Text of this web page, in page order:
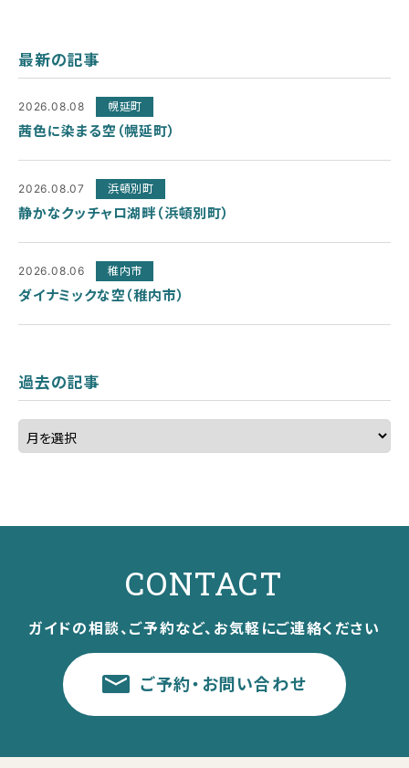
最新の記事
2026.08.08 幌延町
茜色に染まる空（幌延町）
2026.08.07 浜頓別町
静かなクッチャロ湖畔（浜頓別町）
2026.08.06 稚内市
ダイナミックな空（稚内市）
過去の記事
CONTACT
ガイドの相談、ご予約など、お気軽にご連絡ください
ご予約・お問い合わせ